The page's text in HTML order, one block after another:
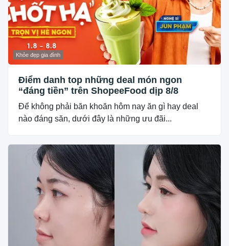
Khỏe đẹp gia đình
Điểm danh top những deal món ngon
“đáng tiền” trên ShopeeFood dịp 8/8
Để không phải băn khoăn hôm nay ăn gì hay deal
nào đáng săn, dưới đây là những ưu đãi...